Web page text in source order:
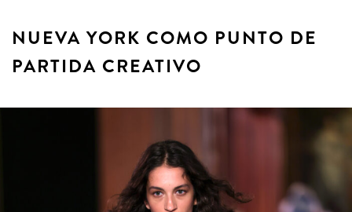
NUEVA YORK COMO PUNTO DE
PARTIDA CREATIVO